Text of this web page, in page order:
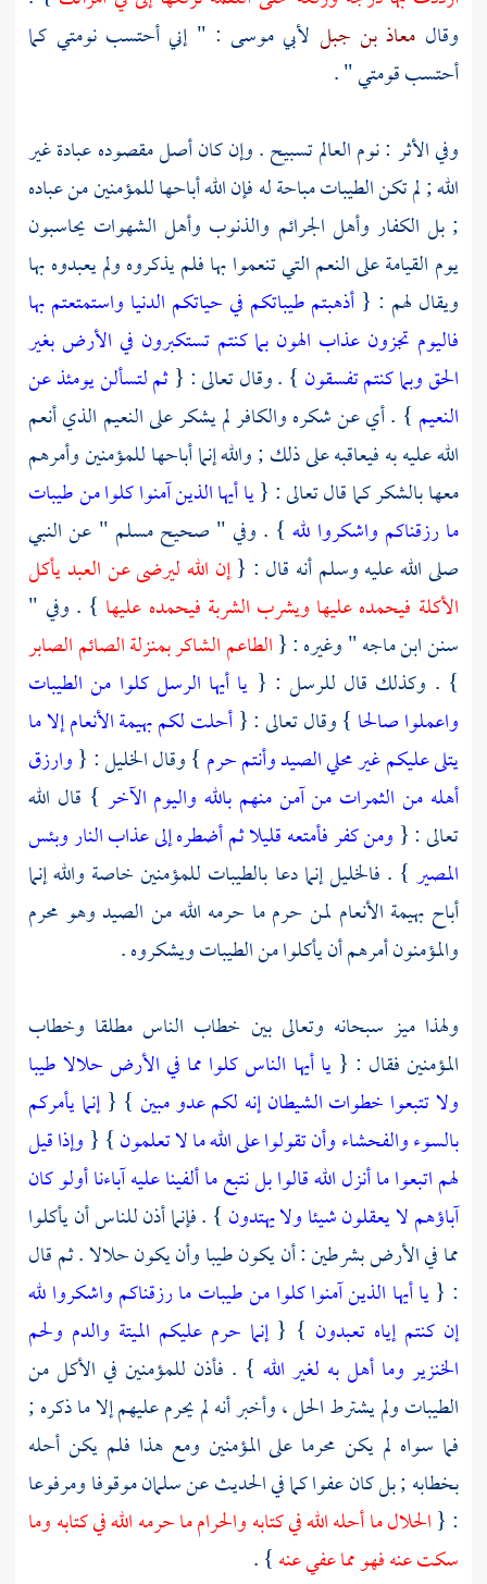
وقال معاذ بن جبل لأبي موسى : " إني أحتسب نومتي كما
أحتسب قومتي " .
وفي الأثر : نوم العالم تسبيح . وإن كان أصل مقصوده عبادة غير
الله ; لم تكن الطيبات مباحة له فإن الله أباحها للمؤمنين من عباده
; بل الكفار وأهل الجرائم والذنوب وأهل الشهوات يحاسبون
يوم القيامة على النعم التي تنعموا بها فلم يذكروه ولم يعبدوه بها
ويقال لهم : { أذهبتم طيباتكم في حياتكم الدنيا واستمتعتم بها
فاليوم تجزون عذاب الهون بما كنتم تستكبرون في الأرض بغير
الحق وبما كنتم تفسقون } . وقال تعالى : {ثم لتسألن يومئذ عن
النعيم } . أي عن شكره والكافر لم يشكر على النعيم الذي أنعم
الله عليه به فيعاقبه على ذلك ; والله إنما أباحها للمؤمنين وأمرهم
معها بالشكر كما قال تعالى : {يا أيها الذين آمنوا كلوا من طيبات
ما رزقناكم واشكروا لله } . وفي " صحيحمسلم " عن النبي
صلى الله عليه وسلم أنه قال : {إن الله ليرضى عن العبد يأكل
الأكلة فيحمده عليها ويشرب الشربة فيحمده عليها } . وفي "
سننابن ماجه" وغيره : {الطاعم الشاكر بمنزلة الصائم الصابر
} . وكذلك قال للرسل : { يا أيها الرسل كلوا من الطيبات
واعملوا صالحا } وقال تعالى : {أحلت لكم بهيمة الأنعام إلا ما
يتلى عليكم غير محلي الصيد وأنتم حرم } وقالالخليل: {وارزق
أهله من الثمرات من آمن منهم بالله واليوم الآخر } قال الله
تعالى : { ومن كفر فأمتعه قليلا ثم أضطره إلى عذاب النار وبئس
المصير } . فالخليلإنما دعا بالطيبات للمؤمنين خاصة والله إنما
أباح بهيمة الأنعام لمن حرم ما حرمه الله من الصيد وهو محرم
والمؤمنون أمرهم أن يأكلوا من الطيبات ويشكروه .
ولهذا ميز سبحانه وتعالى بين خطاب الناس مطلقا وخطاب
المؤمنين فقال : {يا أيها الناس كلوا مما في الأرض حلالا طيبا
ولا تتبعوا خطوات الشيطان إنه لكم عدو مبين } {إنما يأمركم
بالسوء والفحشاء وأن تقولوا على الله ما لا تعلمون} { وإذا قيل
لهم اتبعوا ما أنزل الله قالوا بل نتبع ما ألفينا عليه آباءنا أولو كان
آباؤهم لا يعقلون شيئا ولا يهتدون } . فإنما أذن للناس أن يأكلوا
مما في الأرض بشرطين : أن يكون طيبا وأن يكون حلالا . ثم قال
: {يا أيها الذين آمنوا كلوا من طيبات ما رزقناكم واشكروا لله
إن كنتم إياه تعبدون } {إنما حرم عليكم الميتة والدم ولحم
الخنزير وما أهل به لغير الله } . فأذن للمؤمنين في الأكل من
الطيبات ولم يشترط الحل ، وأخبر أنه لم يحرم عليهم إلا ما ذكره ;
فما سواه لم يكن محرما على المؤمنين ومع هذا فلم يكن أحله
بخطابه ; بل كان عفوا كما في الحديث عنسلمانموقوفا ومرفوعا
: {الحلال ما أحله الله في كتابه والحرام ما حرمه الله في كتابه وما
سكت عنه فهو مما عفي عنه} .